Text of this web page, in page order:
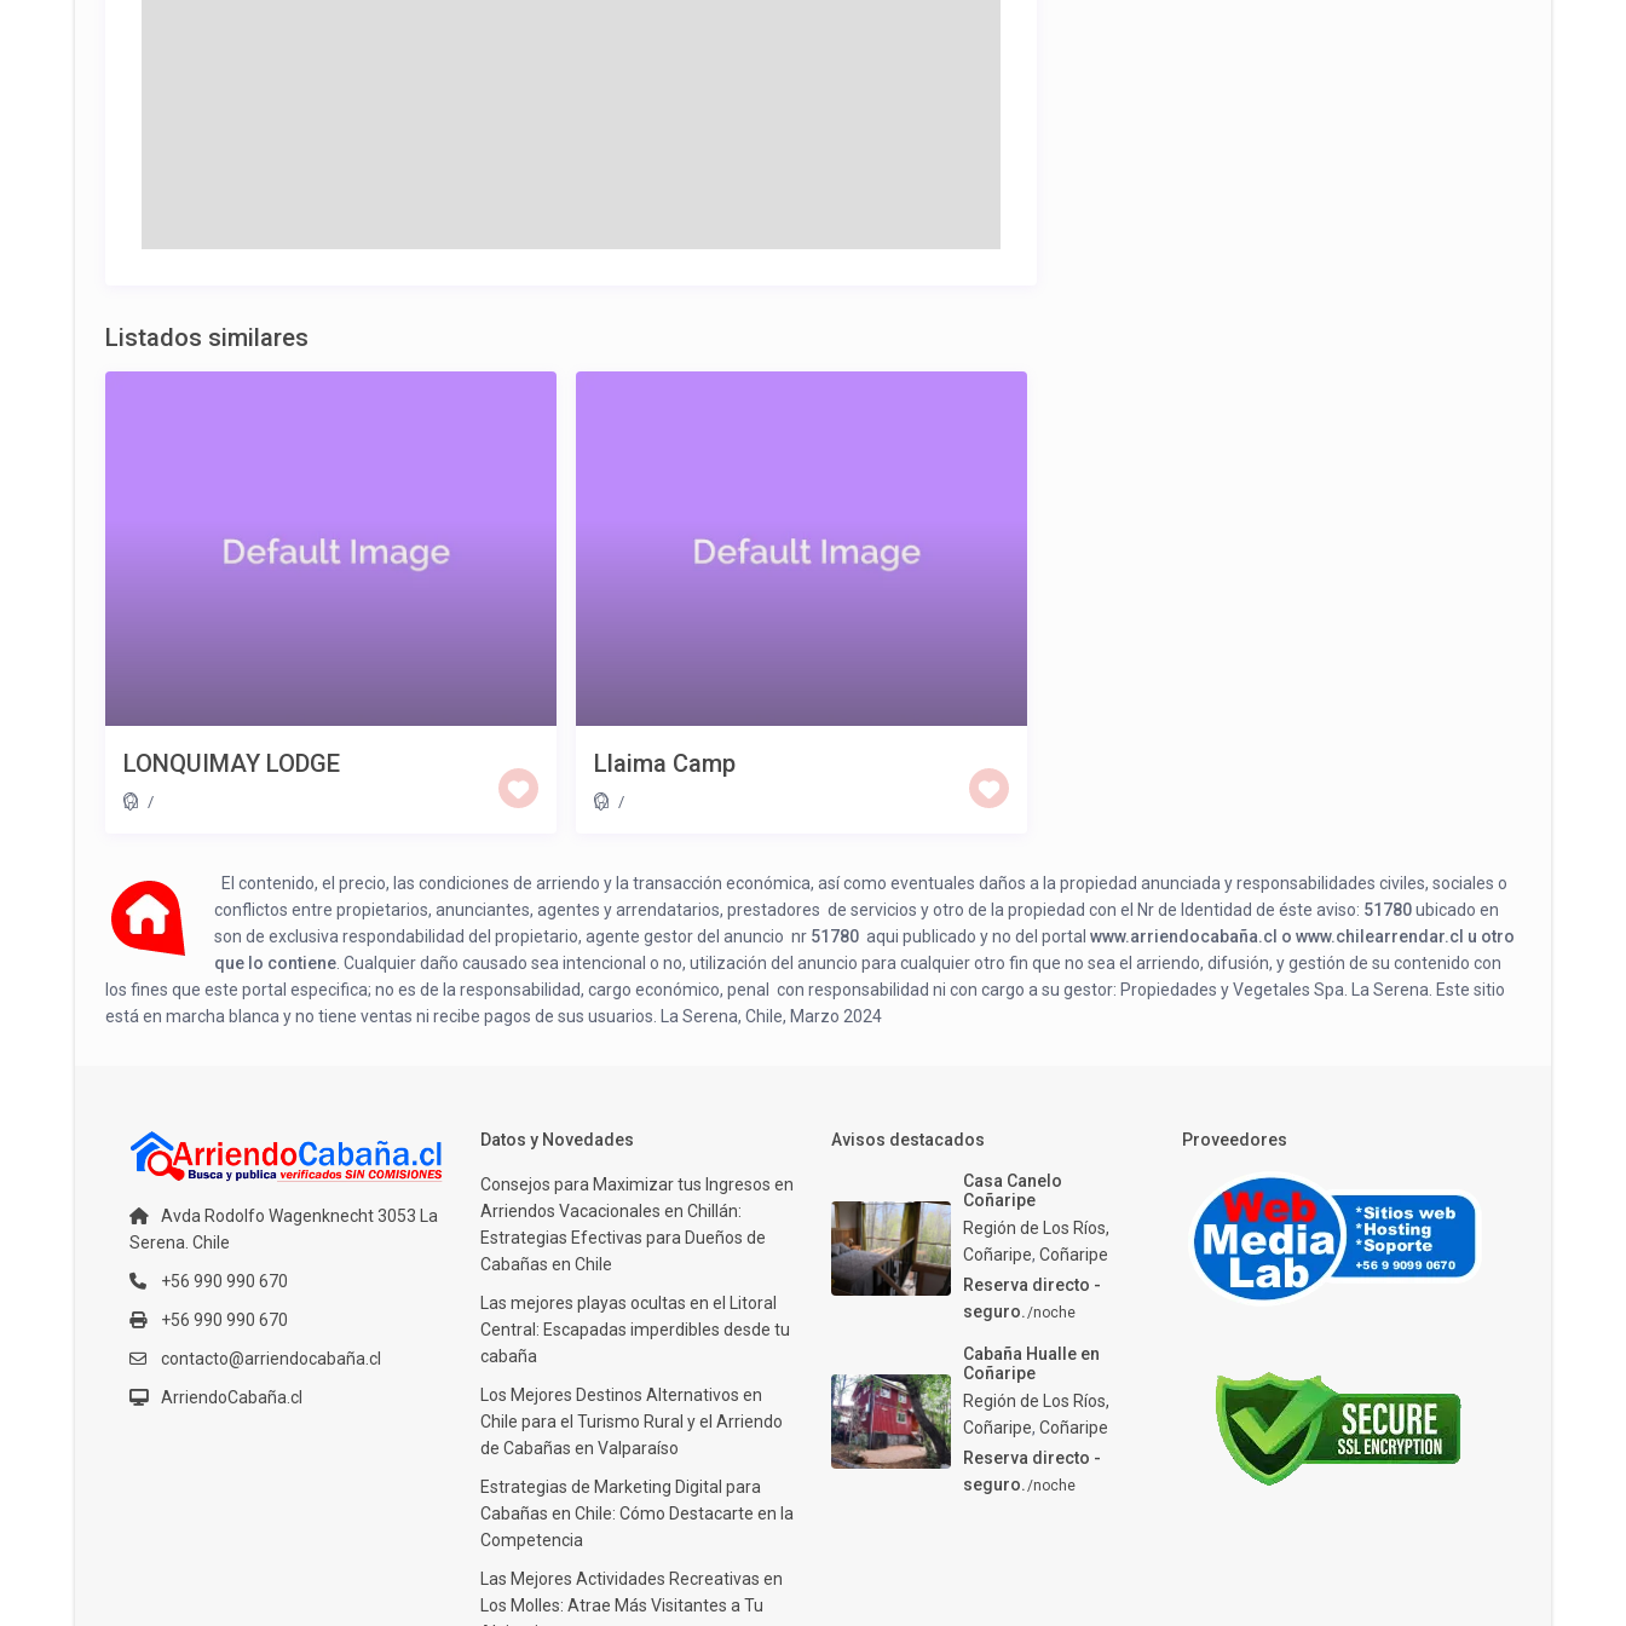
Listados similares
LONQUIMAY LODGE
/
Llaima Camp
/
El contenido, el precio, las condiciones de arriendo y la transacción económica, así como eventuales daños a la propiedad anunciada y responsabilidades civiles, sociales o
conflictos entre propietarios, anunciantes, agentes y arrendatarios, prestadores de servicios y otro de la propiedad con el Nr de Identidad de éste aviso: 51780ubicado en
son de exclusiva respondabilidad del propietario, agente gestor del anuncio nr 51780 aqui publicado y no del portal www.arriendocabaña.cl o www.chilearrendar.cl u otro
que lo contiene . Cualquier daño causado sea intencional o no, utilización del anuncio para cualquier otro fin que no sea el arriendo, difusión, y gestión de su contenido con
los fines que este portal especifica; no es de la responsabilidad, cargo económico, penal con responsabilidad ni con cargo a su gestor: Propiedades y Vegetales Spa. La Serena. Este sitio
está en marcha blanca y no tiene ventas ni recibe pagos de sus usuarios. La Serena, Chile, Marzo 2024
Avda Rodolfo Wagenknecht 3053 La
Serena. Chile
+56 990 990 670
+56 990 990 670
contacto@arriendocabaña.cl
ArriendoCabaña.cl
Datos y Novedades
Consejos para Maximizar tus Ingresos en
Arriendos Vacacionales en Chillán:
Estrategias Efectivas para Dueños de
Cabañas en Chile
Las mejores playas ocultas en el Litoral
Central: Escapadas imperdibles desde tu
cabaña
Los Mejores Destinos Alternativos en
Chile para el Turismo Rural y el Arriendo
de Cabañas en Valparaíso
Estrategias de Marketing Digital para
Cabañas en Chile: Cómo Destacarte en la
Competencia
Las Mejores Actividades Recreativas en
Los Molles: Atrae Más Visitantes a Tu
Avisos destacados
Casa Canelo
Coñaripe
Región de Los Ríos,
Coñaripe,Coñaripe
Reserva directo -
seguro./noche
Cabaña Hualle en
Coñaripe
Región de Los Ríos,
Coñaripe,Coñaripe
Reserva directo -
seguro./noche
Proveedores